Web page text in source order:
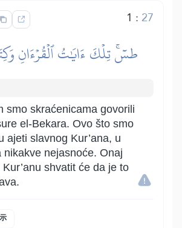
1 : 27
طسٓۚ تِلۡكَ ءَايَٰتُ ٱلۡقُرۡءَانِ
smo skraćenicama govorili
el-Bekara. Ovo što smo
ajeti slavnog Kur’ana, u
nikakve nejasnoće. Onaj
shvatit će da je to